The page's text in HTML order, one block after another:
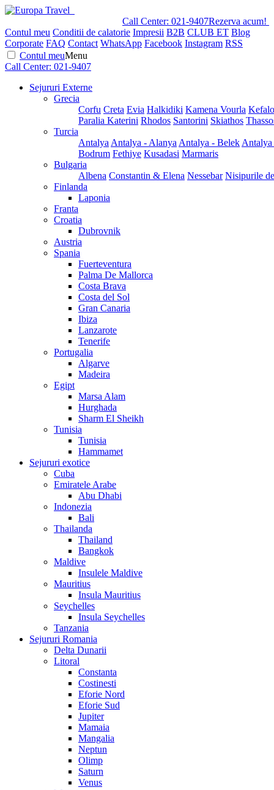
Call Center: 021-9407Rezerva acum!
Contul meu Conditii de calatorie Impresii B2B CLUB ET Blog
Corporate FAQ Contact WhatsApp Facebook Instagram RSS
Contul meuMenu
Call Center: 021-9407
Sejururi Externe
Grecia
Corfu Creta Evia Halkidiki Kamena Vourla
Paralia Katerini Rhodos Santorini Skiathos
Turcia
Antalya Antalya - Alanya Antalya - Belek
Bodrum Fethiye Kusadasi Marmaris
Bulgaria
Albena Constantin & Elena Nessebar Nisipurile
Finlanda
Laponia
Franta
Croatia
Dubrovnik
Austria
Spania
Fuerteventura
Palma De Mallorca
Costa Brava
Costa del Sol
Gran Canaria
Ibiza
Lanzarote
Tenerife
Portugalia
Algarve
Madeira
Egipt
Marsa Alam
Hurghada
Sharm El Sheikh
Tunisia
Tunisia
Hammamet
Sejururi exotice
Cuba
Emiratele Arabe
Abu Dhabi
Indonezia
Bali
Thailanda
Thailand
Bangkok
Maldive
Insulele Maldive
Mauritius
Insula Mauritius
Seychelles
Insula Seychelles
Tanzania
Sejururi Romania
Delta Dunarii
Litoral
Constanta
Costinesti
Eforie Nord
Eforie Sud
Jupiter
Mamaia
Mangalia
Neptun
Olimp
Saturn
Venus